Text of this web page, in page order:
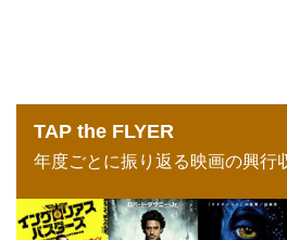
TAP the FLYER
年度ごとに振り返る映画の興行